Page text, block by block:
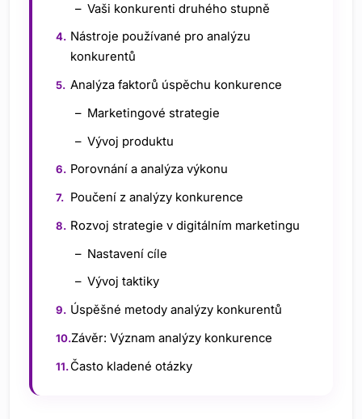
Vaši konkurenti druhého stupně
Nástroje používané pro analýzu
konkurentů
Analýza faktorů úspěchu konkurence
Marketingové strategie
Vývoj produktu
Porovnání a analýza výkonu
Poučení z analýzy konkurence
Rozvoj strategie v digitálním marketingu
Nastavení cíle
Vývoj taktiky
Úspěšné metody analýzy konkurentů
Závěr: Význam analýzy konkurence
Často kladené otázky